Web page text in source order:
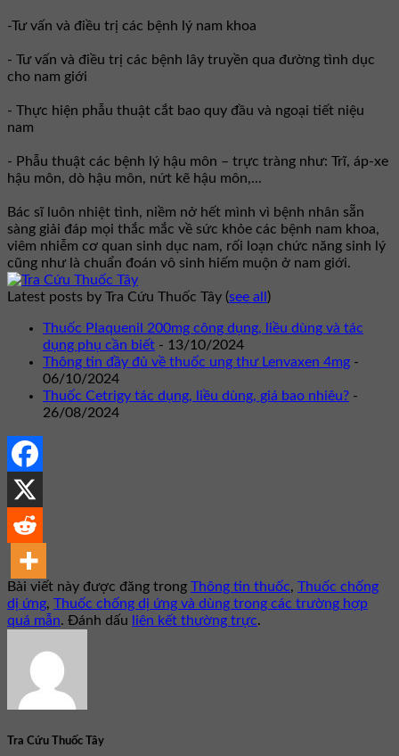
-Tư vấn và điều trị các bệnh lý nam khoa
- Tư vấn và điều trị các bệnh lây truyền qua đường tình dục
cho nam giới
- Thực hiện phẫu thuật cắt bao quy đầu và ngoại tiết niệu
nam
- Phẫu thuật các bệnh lý hậu môn – trực tràng như: Trĩ, áp-xe
hậu môn, dò hậu môn, nứt kẽ hậu môn,...
Bác sĩ luôn nhiệt tình, niềm nở hết mình vì bệnh nhân sẵn
sàng giải đáp mọi thắc mắc về sức khỏe các bệnh nam khoa,
viêm nhiễm cơ quan sinh dục nam, rối loạn chức năng sinh lý
cũng như là chuẩn đoán vô sinh hiếm muộn ở nam giới.
Latest posts by Tra Cứu Thuốc Tây (see all )
Thuốc Plaquenil 200mg công dụng, liều dùng và tác
dụng phụ cần biết - 13/10/2024
Thông tin đầy đủ về thuốc ung thư Lenvaxen 4mg -
06/10/2024
Thuốc Cetrigy tác dụng, liều dùng, giá bao nhiêu? -
26/08/2024
Bài viết này được đăng trong Thông tin thuốc, Thuốc chống
dị ứng, Thuốc chống dị ứng và dùng trong các trường hợp
quá mẫn. Đánh dấu liên kết thường trực.
Tra Cứu Thuốc Tây